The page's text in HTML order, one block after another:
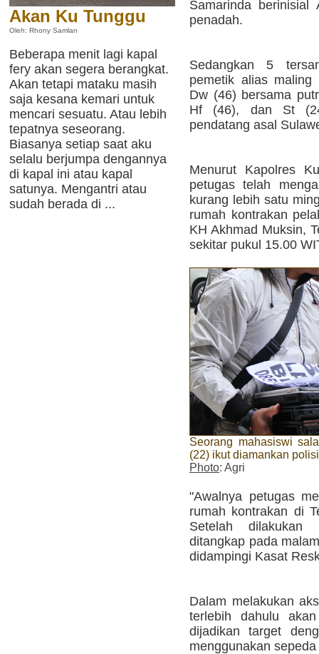
Akan Ku Tunggu
Oleh: Rhony Samlan
Beberapa menit lagi kapal
fery akan segera berangkat.
Akan tetapi mataku masih
saja kesana kemari untuk
mencari sesuatu. Atau lebih
tepatnya seseorang.
Biasanya setiap saat aku
selalu berjumpa dengannya
di kapal ini atau kapal
satunya. Mengantri atau
sudah berada di ...
Samarinda
penadah.
Sedangkan 5
pemetik alias maling
Dw (46) bersama
Hf (46), dan St
pendatang asal
Menurut Kapolres
petugas telah
kurang lebih satu
rumah kontrakan
KH Akhmad Muksin,
sekitar pukul 15.00
Seorang mahasiswi
(22) ikut diamankan
Photo: Agri
"Awalnya petugas
rumah kontrakan di
Setelah dilakukan
ditangkap pada
didampingi Kasat
Dalam melakukan
terlebih dahulu
dijadikan target
menggunakan sepeda